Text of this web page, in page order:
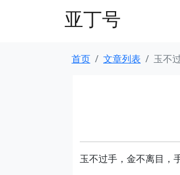
亚丁号
首页 文章列表 玉不
玉不过手，金不离目，